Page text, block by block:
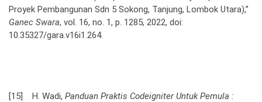
Proyek Pembangunan Sdn 5 Sokong, Tanjung, Lombok Utara),”
Ganec Swara, vol. 16, no. 1, p. 1285, 2022, doi:
10.35327/gara.v16i1.264.
[15] H. Wadi, Panduan Praktis Codeigniter Untuk Pemula :